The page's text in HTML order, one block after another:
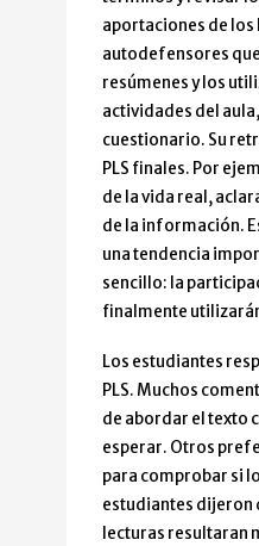
aportaciones de
autodefensores
resúmenes y los
actividades del
cuestionario. Su
PLS finales. Por
de la vida real,
de la información.
una tendencia
sencillo: la
finalmente
Los estudiantes
PLS. Muchos
de abordar el texto
esperar. Otros
para comprobar si
estudiantes dijeron
lecturas resultaran